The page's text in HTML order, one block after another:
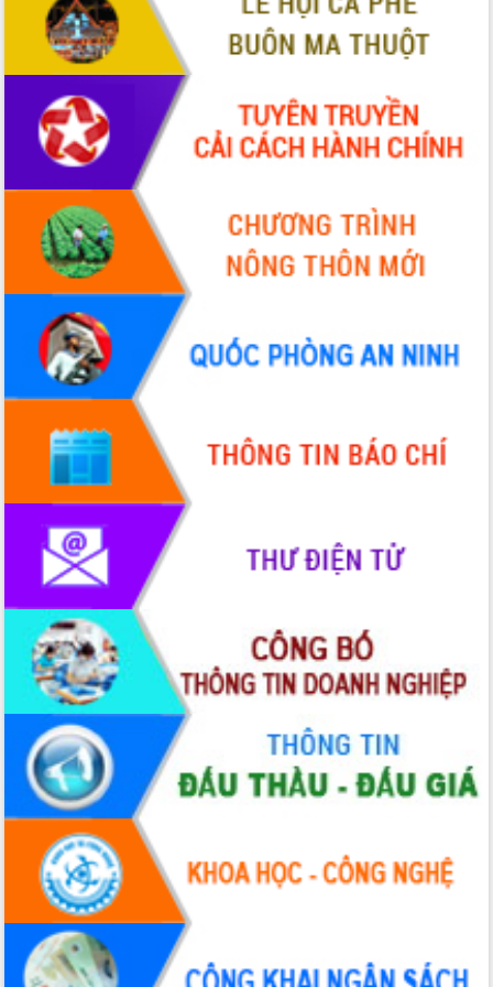
sầu riêng tại Đắk Lắk
Trình diễn nghệ thuật chế biến các
món ăn từ sầu riêng
Đắk Lắk công bố Quy hoạch và xúc
tiến đầu tư tỉnh
Ngành cá ngừ Đắk Lắk chủ động thích
ứng để giữ vững thị trường xuất khẩu
Diễn đàn Kinh tế tư nhân Việt Nam đột
phá cơ chế - Hợp tác công tư
Đề án 06 tạo bước ngoặt đột phá trong
cải cách hành chính tỉnh Đắk Lắk
Kết nối tour, đẩy mạnh chuyển đổi số
để phát triển du lịch Đắk Lắk
Khởi động Dự án Đầu tư xây dựng hạ
tầng kỹ thuật Cụm công nghiệp Tân
Tiến
Gặp mặt các cơ quan báo chí nhân Kỷ
niệm 101 năm Ngày Báo chí Cách
mạng Việt Nam
Đắk Lắk sơ kết 4 năm triển khai thực
Họp báo thông tin về Hội nghị Công bố
Quy hoạch và Xúc tiến đầu tư tỉnh Đắk
Khơi thông điểm nghẽn, đẩy nhanh
giải ngân vốn khắc phục thiên tai
HĐND tỉnh thông qua điều chỉnh Quy
hoạch tỉnh thời kỳ 2021-2030
Hội thảo góp ý hồ sơ điều chỉnh quy
hoạch tỉnh Đắk Lắk thời kỳ 2021-2030,
tầm nhìn đến năm 2050
Nâng cao hiệu quả hoạt động của các
doanh nghiệp nhà nước
Hội nghị triển khai kết nối mạng
truyền số liệu chuyên dùng phục vụ cơ
quan Đảng, Nhà nước
Lễ phát động chuỗi hoạt động chung
tay làm sạch môi trường
Xã Ea Kar bước chuyển mình trong
công tác cải cách hành chính mô hình
mới